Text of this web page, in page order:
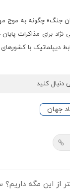
جنگ» چگونه به
برای مذاکرات
دیپلماتیک با
دنبال کنید
جهان
از این مگه